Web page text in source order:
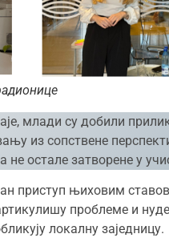
млади су добили
из сопствене
не остале затворене у
приступ њиховим
проблеме и
локалну заједницу.